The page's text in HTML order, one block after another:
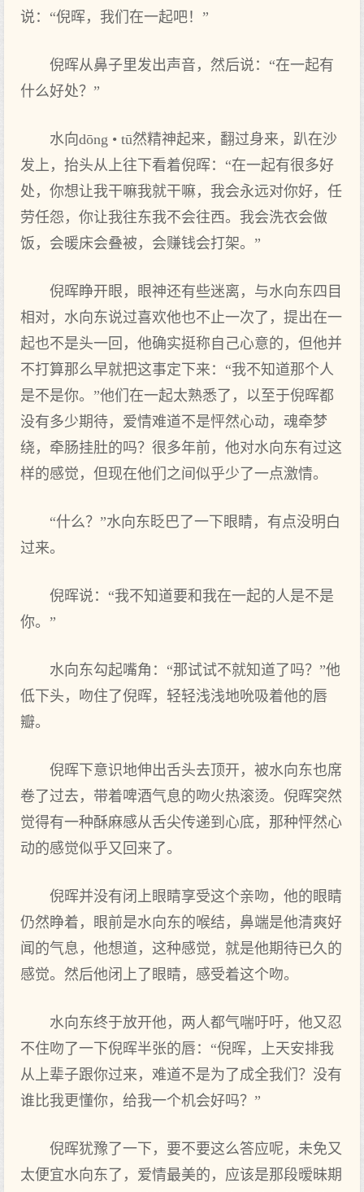
说：“倪晖，我们在一起吧！”
倪晖从鼻子里发出声音，然后说：“在一起有
什么好处？”
水向dōng • tū然精神起来，翻过身来，趴在沙
发上，抬头从上往下看着倪晖：“在一起有很多好
处，你想让我干嘛我就干嘛，我会永远对你好，任
劳任怨，你让我往东我不会往西。我会洗衣会做
饭，会暖床会叠被，会赚钱会打架。”
倪晖睁开眼，眼神还有些迷离，与水向东四目
相对，水向东说过喜欢他也不止一次了，提出在一
起也不是头一回，他确实挺称自己心意的，但他并
不打算那么早就把这事定下来：“我不知道那个人
是不是你。”他们在一起太熟悉了，以至于倪晖都
没有多少期待，爱情难道不是怦然心动，魂牵梦
绕，牵肠挂肚的吗？很多年前，他对水向东有过这
样的感觉，但现在他们之间似乎少了一点激情。
“什么？”水向东眨巴了一下眼睛，有点没明白
过来。
倪晖说：“我不知道要和我在一起的人是不是
你。”
水向东勾起嘴角：“那试试不就知道了吗？”他
低下头，吻住了倪晖，轻轻浅浅地吮吸着他的唇
瓣。
倪晖下意识地伸出舌头去顶开，被水向东也席
卷了过去，带着啤酒气息的吻火热滚烫。倪晖突然
觉得有一种酥麻感从舌尖传递到心底，那种怦然心
动的感觉似乎又回来了。
倪晖并没有闭上眼睛享受这个亲吻，他的眼睛
仍然睁着，眼前是水向东的喉结，鼻端是他清爽好
闻的气息，他想道，这种感觉，就是他期待已久的
感觉。然后他闭上了眼睛，感受着这个吻。
水向东终于放开他，两人都气喘吁吁，他又忍
不住吻了一下倪晖半张的唇：“倪晖，上天安排我
从上辈子跟你过来，难道不是为了成全我们？没有
谁比我更懂你，给我一个机会好吗？”
倪晖犹豫了一下，要不要这么答应呢，未免又
太便宜水向东了，爱情最美的，应该是那段暧昧期